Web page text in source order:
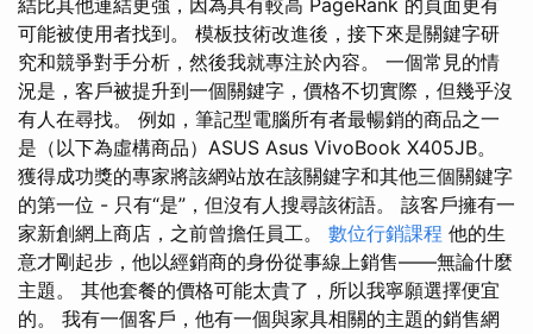
結比其他連結更強，因為具有較高 PageRank 的頁面更有
可能被使用者找到。 模板技術改進後，接下來是關鍵字研
究和競爭對手分析，然後我就專注於內容。 一個常見的情
況是，客戶被提升到一個關鍵字，價格不切實際，但幾乎沒
有人在尋找。 例如，筆記型電腦所有者最暢銷的商品之一
是（以下為虛構商品）ASUS Asus VivoBook X405JB。
獲得成功獎的專家將該網站放在該關鍵字和其他三個關鍵字
的第一位 - 只有“是”，但沒有人搜尋該術語。 該客戶擁有一
家新創網上商店，之前曾擔任員工。 數位行銷課程 他的生
意才剛起步，他以經銷商的身份從事線上銷售——無論什麼
主題。 其他套餐的價格可能太貴了，所以我寧願選擇便宜
的。 我有一個客戶，他有一個與家具相關的主題的銷售網